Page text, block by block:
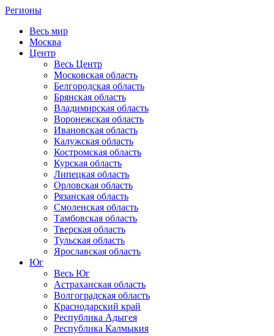
Регионы
Весь мир
Москва
Центр
Весь Центр
Московская область
Белгородская область
Брянская область
Владимирская область
Воронежская область
Ивановская область
Калужская область
Костромская область
Курская область
Липецкая область
Орловская область
Рязанская область
Смоленская область
Тамбовская область
Тверская область
Тульская область
Ярославская область
Юг
Весь Юг
Астраханская область
Волгоградская область
Краснодарский край
Республика Адыгея
Республика Калмыкия